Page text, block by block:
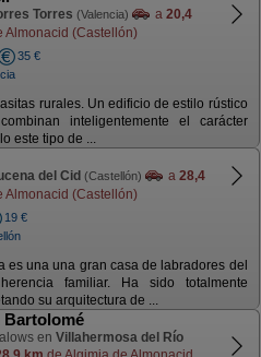
Torres (Valencia) a 20,4
Almonacid (Castellón)
35 €
rurales. Un edificio de estilo rústico
inteligentemente el carácter
este tipo de ...
del Cid (Castellón) a 28,4
Almonacid (Castellón)
19 €
es una una gran casa de labradores del
familiar. Ha sido totalmente
su arquitectura de ...
Bartolomé
en Villahermosa del Río